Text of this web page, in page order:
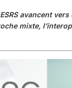
ESRS avancent
mixte,